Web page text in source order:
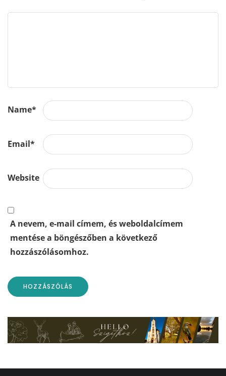
Name*
Email*
Website
A nevem, e-mail címem, és weboldalcímem
mentése a böngészőben a következő
hozzászólásomhoz.